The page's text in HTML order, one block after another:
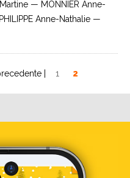
— MONNIER Anne-
Anne-Nathalie —
1 2